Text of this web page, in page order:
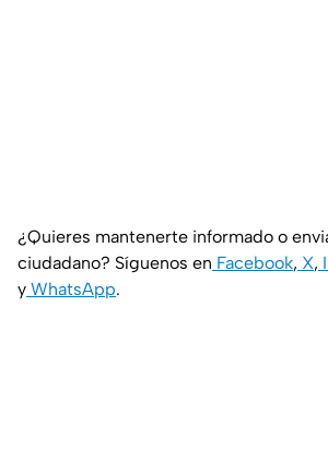
¿Quieres mantenerte informado o
ciudadano? Síguenos en Facebook, X,
y WhatsApp.